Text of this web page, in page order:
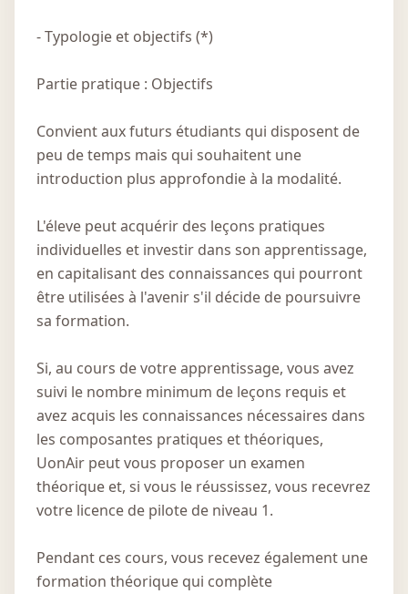
- Typologie et objectifs (*)
Partie pratique : Objectifs
Convient aux futurs étudiants qui disposent de
peu de temps mais qui souhaitent une
introduction plus approfondie à la modalité.
L'éleve peut acquérir des leçons pratiques
individuelles et investir dans son apprentissage,
en capitalisant des connaissances qui pourront
être utilisées à l'avenir s'il décide de poursuivre
sa formation.
Si, au cours de votre apprentissage, vous avez
suivi le nombre minimum de leçons requis et
avez acquis les connaissances nécessaires dans
les composantes pratiques et théoriques,
UonAir peut vous proposer un examen
théorique et, si vous le réussissez, vous recevrez
votre licence de pilote de niveau 1.
Pendant ces cours, vous recevez également une
formation théorique qui complète